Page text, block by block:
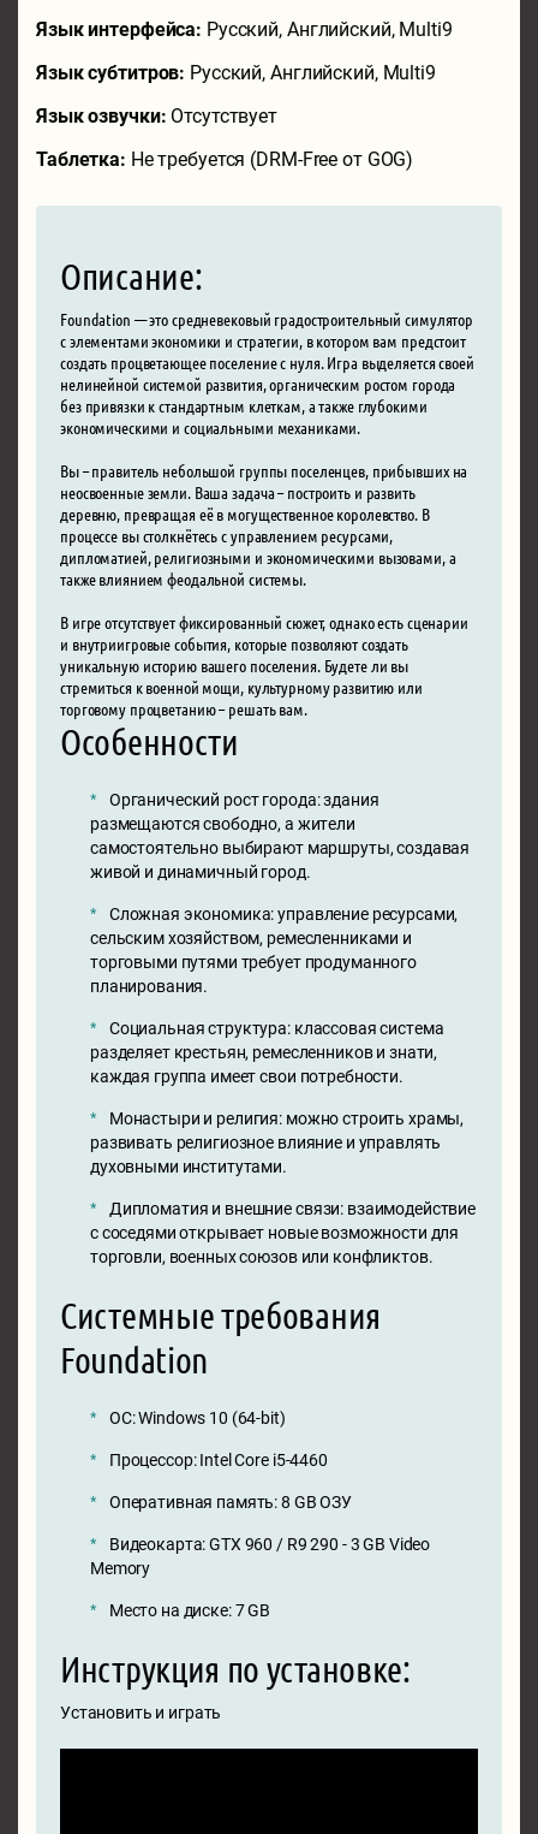
Язык интерфейса: Русский, Английский, Multi9
Язык субтитров: Русский, Английский, Multi9
Язык озвучки: Отсутствует
Таблетка: Не требуется (DRM-Free от GOG)
Описание:
Foundation — это средневековый градостроительный симулятор
с элементами экономики и стратегии, в котором вам предстоит
создать процветающее поселение с нуля. Игра выделяется своей
нелинейной системой развития, органическим ростом города
без привязки к стандартным клеткам, а также глубокими
экономическими и социальными механиками.
Вы – правитель небольшой группы поселенцев, прибывших на
неосвоенные земли. Ваша задача – построить и развить
деревню, превращая её в могущественное королевство. В
процессе вы столкнётесь с управлением ресурсами,
дипломатией, религиозными и экономическими вызовами, а
также влиянием феодальной системы.
В игре отсутствует фиксированный сюжет, однако есть сценарии
и внутриигровые события, которые позволяют создать
уникальную историю вашего поселения. Будете ли вы
стремиться к военной мощи, культурному развитию или
торговому процветанию – решать вам.
Особенности
Органический рост города: здания
размещаются свободно, а жители
самостоятельно выбирают маршруты, создавая
живой и динамичный город.
Сложная экономика: управление ресурсами,
сельским хозяйством, ремесленниками и
торговыми путями требует продуманного
планирования.
Социальная структура: классовая система
разделяет крестьян, ремесленников и знати,
каждая группа имеет свои потребности.
Монастыри и религия: можно строить храмы,
развивать религиозное влияние и управлять
духовными институтами.
Дипломатия и внешние связи: взаимодействие
с соседями открывает новые возможности для
торговли, военных союзов или конфликтов.
Системные требования
Foundation
ОС: Windows 10 (64-bit)
Процессор: Intel Core i5-4460
Оперативная память: 8 GB ОЗУ
Видеокарта: GTX 960 / R9 290 - 3 GB Video
Memory
Место на диске: 7 GB
Инструкция по установке:
Установить и играть